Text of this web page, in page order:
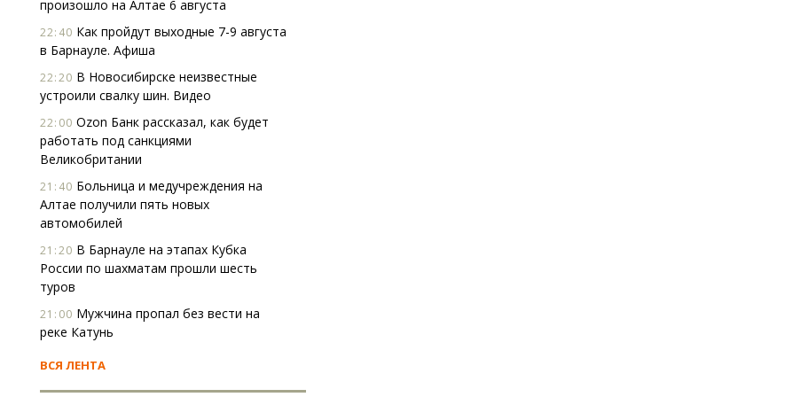
произошло на Алтае 6 августа
22:40 Как пройдут выходные 7-9 августа
в Барнауле. Афиша
22:20 В Новосибирске неизвестные
устроили свалку шин. Видео
22:00 Ozon Банк рассказал, как будет
работать под санкциями
Великобритании
21:40 Больница и медучреждения на
Алтае получили пять новых
автомобилей
21:20 В Барнауле на этапах Кубка
России по шахматам прошли шесть
туров
21:00 Мужчина пропал без вести на
реке Катунь
ВСЯ ЛЕНТА